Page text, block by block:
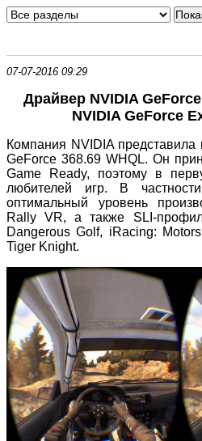
07-07-2016 09:29
Драйвер NVIDIA
NVIDIA GeForce
Компания NVIDIA
GeForce 368.69 WHQL. Он
Game Ready, поэтому в
любителей игр. В
оптимальный уровень
Rally VR, а также SLI-
Dangerous Golf, iRacing:
Tiger Knight.